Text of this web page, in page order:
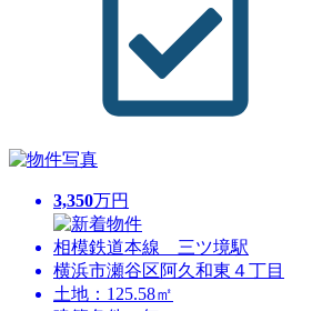
3,350万円
相模鉄道本線 三ツ境駅
横浜市瀬谷区阿久和東４丁目
土地：125.58㎡